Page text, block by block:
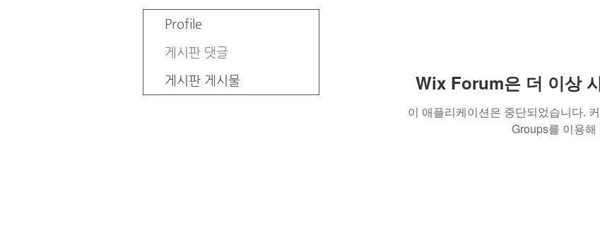
Wix Forum은 더 이상
이 애플리케이션은 중단되었습니다.
Groups를 이용해
Profile
게시판 댓글
게시판 게시물